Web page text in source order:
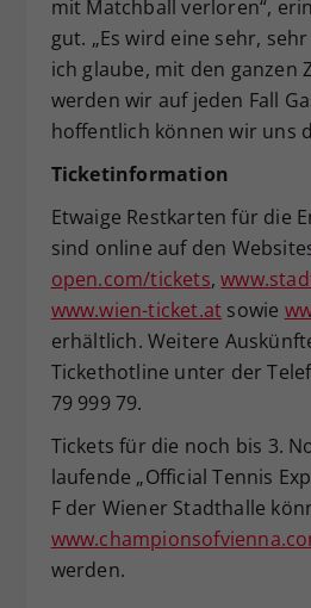
mit Matchball verloren“,
gut. „Es wird eine sehr,
ich glaube, mit den ganzen
werden wir auf jeden Fall
hoffentlich können wir uns
Ticketinformation
Etwaige Restkarten für die
sind online auf den
open.com/tickets,
www.wien-ticket.at sowie
erhältlich. Weitere
Tickethotline unter der
79 999 79.
Tickets für die noch bis 3.
laufende „Official Tennis
F der Wiener Stadthalle
werden.